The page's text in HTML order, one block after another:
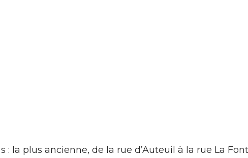
la plus ancienne, de la rue d’Auteuil à la rue La